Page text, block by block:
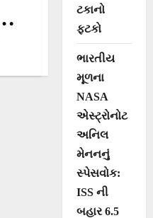
ટકાનો
ફટકો
ભારતીય
મૂળના
NASA
એસ્ટ્રોનોટ
અનિલ
મેનનનું
સ્પેસવોક:
ISS ની
બહાર 6.5